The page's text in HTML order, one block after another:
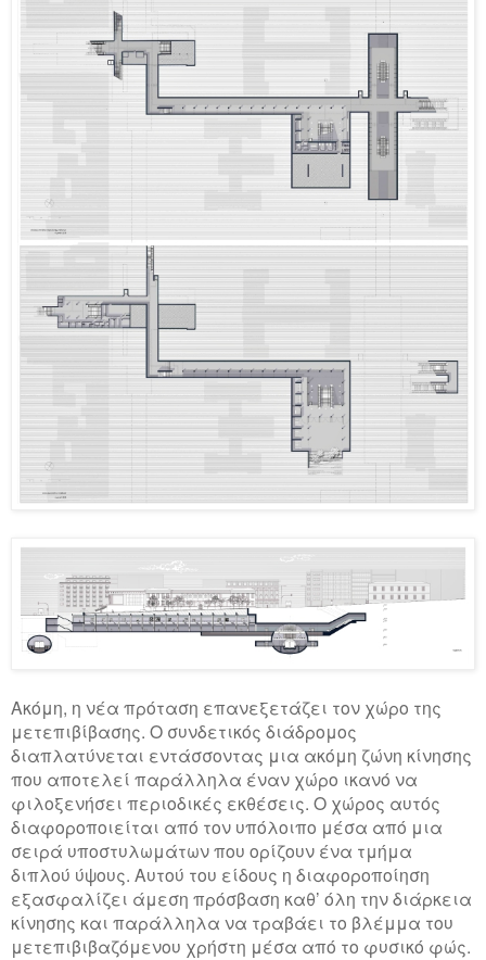
Ακόμη, η νέα πρόταση επανεξετάζει τον χώρο της
μετεπιβίβασης. Ο συνδετικός διάδρομος
διαπλατύνεται εντάσσοντας μια ακόμη ζώνη κίνησης
που αποτελεί παράλληλα έναν χώρο ικανό να
φιλοξενήσει περιοδικές εκθέσεις. Ο χώρος αυτός
διαφοροποιείται από τον υπόλοιπο μέσα από μια
σειρά υποστυλωμάτων που ορίζουν ένα τμήμα
διπλού ύψους. Αυτού του είδους η διαφοροποίηση
εξασφαλίζει άμεση πρόσβαση καθ’ όλη την διάρκεια
κίνησης και παράλληλα να τραβάει το βλέμμα του
μετεπιβιβαζόμενου χρήστη μέσα από το φυσικό φώς.